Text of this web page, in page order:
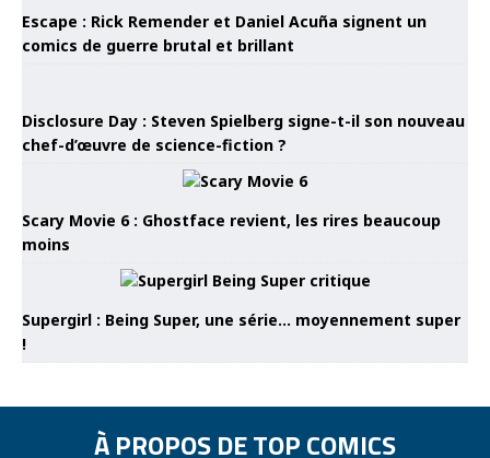
Escape : Rick Remender et Daniel Acuña signent un
comics de guerre brutal et brillant
Disclosure Day : Steven Spielberg signe-t-il son nouveau
chef-d’œuvre de science-fiction ?
Scary Movie 6 : Ghostface revient, les rires beaucoup
moins
Supergirl : Being Super, une série… moyennement super
!
À PROPOS DE TOP COMICS